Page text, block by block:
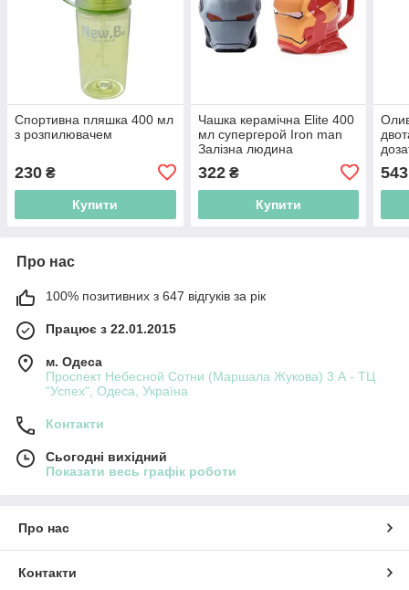
Спортивна пляшка 400 мл
з розпилювачем
230 ₴
Купити
Чашка керамічна Elite 400
мл супергерой Iron man
Залізна людина
322₴
Купити
543
Про нас
100% позитивних з 647 відгуків за рік
Працює з 22.01.2015
м. Одеса
Проспект Небесной Сотни (Маршала Жукова) 3 А - ТЦ
"Успех", Одеса, Україна
Контакти
Сьогодні вихідний
Показати весь графік роботи
Про нас
Контакти